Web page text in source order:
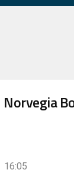
Norvegia
16:05